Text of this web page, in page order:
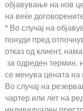
објавување на нов
на веќе
* Во случај на
понуди пред
отказ од клиент,
за одреден термин,
се менува цената на
Во случај на
чартер или лет на